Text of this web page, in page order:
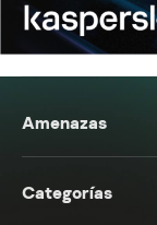
Amenazas
Categorías